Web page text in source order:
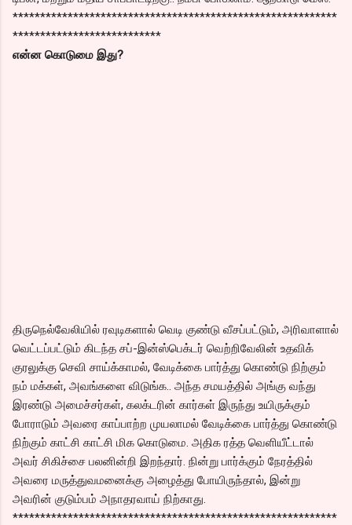
***********************************************************
***************************
என்ன கொடுமை இது?
திருநெல்வேலியில் ரவுடிகளால் வெடி குண்டு வீசப்பட்டும், அரிவாளால்
வெட்டப்பட்டும் கிடந்த சப்-இன்ஸ்பெக்டர் வெற்றிவேலின் உதவிக்
குரலுக்கு செவி சாய்க்காமல், வேடிக்கை பார்த்து கொண்டு நிற்கும்
நம் மக்கள், அவங்களை விடுங்க.. அந்த சமயத்தில் அங்கு வந்து
இரண்டு அமைச்சர்கள், கலக்டரின் கார்கள் இருந்து உயிருக்கும்
போராடும் அவரை காப்பாற்ற முயலாமல் வேடிக்கை பார்த்து கொண்டு
நிற்கும் காட்சி காட்சி மிக கொடுமை. அதிக ரத்த வெளியீட்டால்
அவர் சிகிச்சை பலனின்றி இறந்தார். நின்று பார்க்கும் நேரத்தில்
அவரை மருத்துவமனைக்கு அழைத்து போயிருந்தால், இன்று
அவரின் குடும்பம் அநாதரவாய் நிற்காது.
***********************************************************